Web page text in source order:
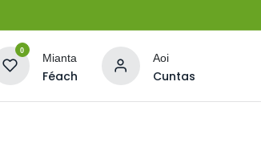
0
Mianta
Féach
Aoi
Cuntas